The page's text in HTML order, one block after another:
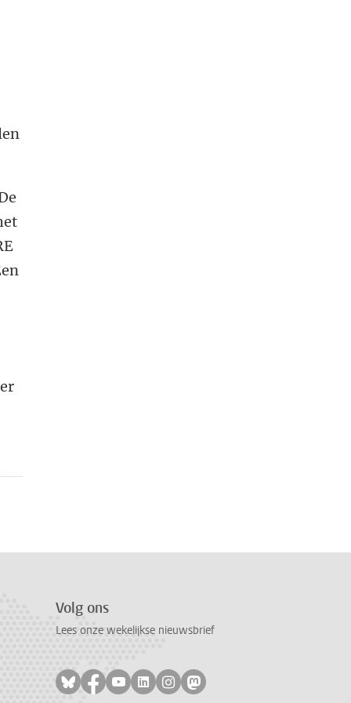
Volg ons
Lees onze wekelijkse nieuwsbrief
Volg ons op bluesky
Volg ons op facebook
Volg ons op youtube
Volg ons op linkedin
Volg ons op instagram
Volg ons op mastodon